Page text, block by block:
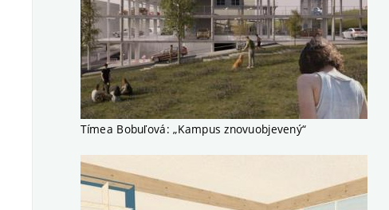
Tímea Bobuľová: „Kampus znovuobjevený“